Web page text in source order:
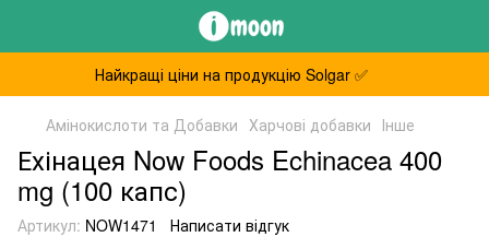
Найкращі ціни на продукцію Solgar ✅
Амінокислоти та Добавки Харчові добавки Інше
Ехінацея Now Foods Echinacea 400
mg (100 капс)
Артикул: NOW1471 Написати відгук